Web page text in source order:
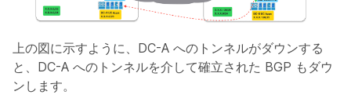
上の図に示すように、DC-A へのトンネルがダウンする
と、DC-A へのトンネルを介して確立された BGP もダウ
ンします。